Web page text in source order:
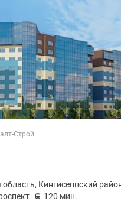
Строй
Кингисеппский
120 мин.